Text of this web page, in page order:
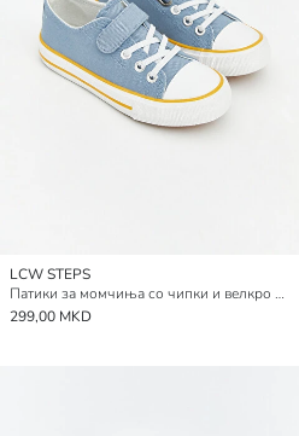
LCW STEPS
Патики за момчиња со чипки и велкро затворање
299,00 MKD